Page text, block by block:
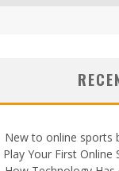
New to online sports
Your First Online